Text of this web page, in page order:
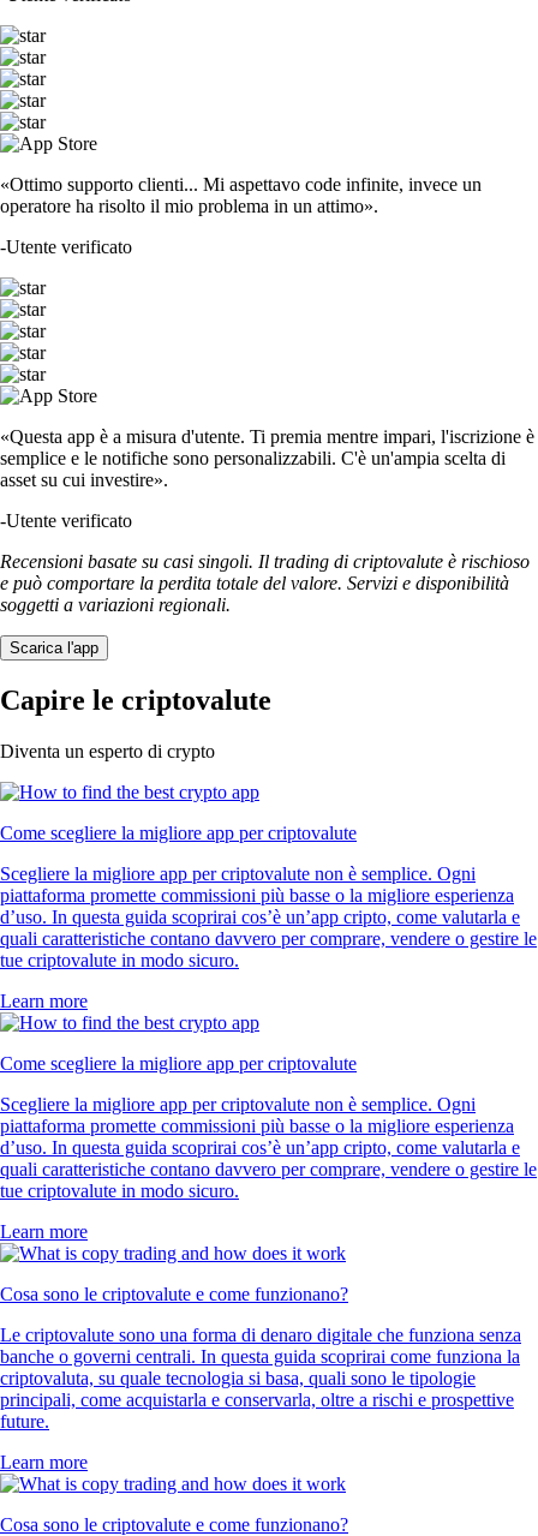
«Ottimo supporto clienti... Mi aspettavo code infinite, invece un
operatore ha risolto il mio problema in un attimo».
-Utente verificato
«Questa app è a misura d'utente. Ti premia mentre impari, l'iscrizione è
semplice e le notifiche sono personalizzabili. C'è un'ampia scelta di
asset su cui investire».
-Utente verificato
Recensioni basate su casi singoli. Il trading di criptovalute è rischioso
e può comportare la perdita totale del valore. Servizi e disponibilità
soggetti a variazioni regionali.
Scarica l'app
Capire le criptovalute
Diventa un esperto di crypto
Come scegliere la migliore app per criptovalute
Scegliere la migliore app per criptovalute non è semplice. Ogni
piattaforma promette commissioni più basse o la migliore esperienza
d’uso. In questa guida scoprirai cos’è un’app cripto, come valutarla e
quali caratteristiche contano davvero per comprare, vendere o gestire le
tue criptovalute in modo sicuro.
Learn more
Come scegliere la migliore app per criptovalute
Scegliere la migliore app per criptovalute non è semplice. Ogni
piattaforma promette commissioni più basse o la migliore esperienza
d’uso. In questa guida scoprirai cos’è un’app cripto, come valutarla e
quali caratteristiche contano davvero per comprare, vendere o gestire le
tue criptovalute in modo sicuro.
Learn more
Cosa sono le criptovalute e come funzionano?
Le criptovalute sono una forma di denaro digitale che funziona senza
banche o governi centrali. In questa guida scoprirai come funziona la
criptovaluta, su quale tecnologia si basa, quali sono le tipologie
principali, come acquistarla e conservarla, oltre a rischi e prospettive
future.
Learn more
Cosa sono le criptovalute e come funzionano?